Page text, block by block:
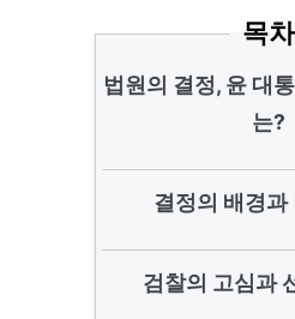
목차
법원의 결정, 윤 대
는?
결정의 배경과
검찰의 고심과